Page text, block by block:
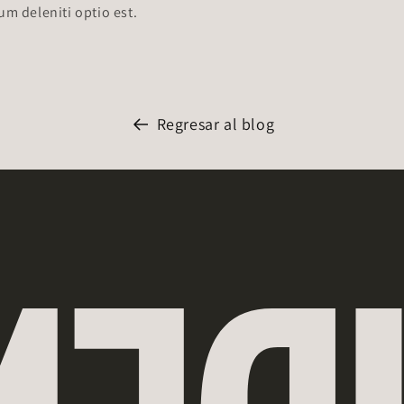
deleniti optio est.
Regresar al blog